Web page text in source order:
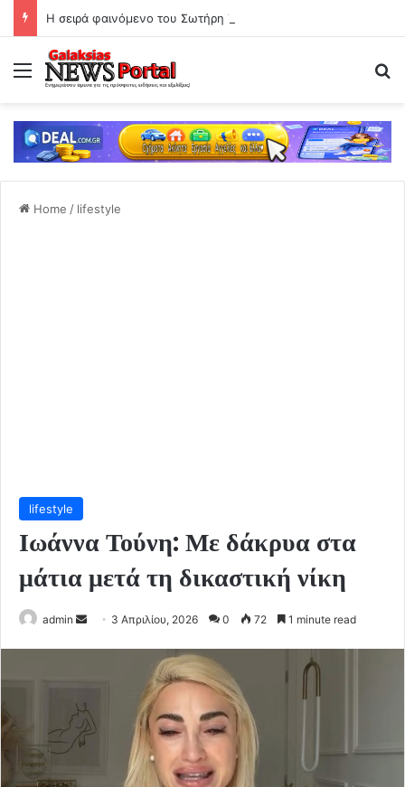
Menu
Home / lifestyle
lifestyle
Ιωάννα Τούνη: Με δάκρυα στα
μάτια μετά τη δικαστική νίκη
admin
Send 3 Απριλίου, 2026 0 72 1 minute read